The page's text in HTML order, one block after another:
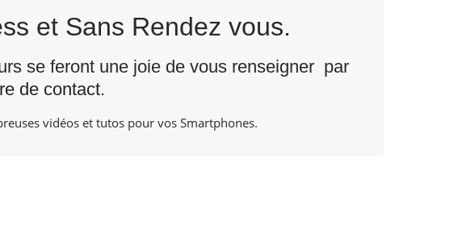
et Sans Rendez vous.
se feront une joie de vous renseigner par
de contact.
vidéos et tutos pour vos Smartphones.